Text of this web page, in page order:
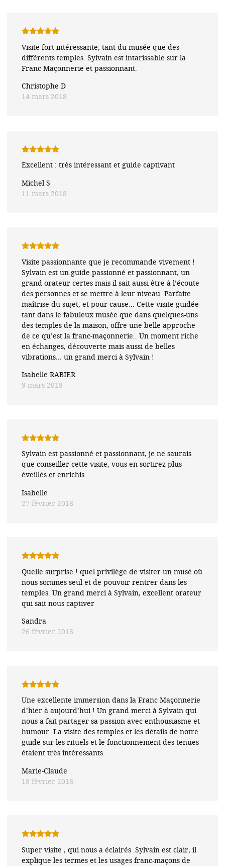
5
Christophe D
14 mars 2018
Visite fort intéressante, tant du musée que des
différents temples. Sylvain est intarissable sur la
Franc Maçonnerie et passionnant.
5
Michel S
11 mars 2018
Excellent : très intéressant et guide captivant
5
Isabelle RABIER
9 mars 2018
Visite passionnante que je recommande vivement !
Sylvain est un guide passionné et passionnant, un
grand orateur certes mais il sait aussi être à l’écoute
des personnes et se mettre à leur niveau. Parfaite
maîtrise du sujet, et pour cause… Cette visite guidée
tant dans le fabuleux musée que dans quelques-uns
des temples de la maison, offre une belle approche
de ce qu’est la franc-maçonnerie.. Un moment riche
en échanges, découverte mais aussi de belles
vibrations… un grand merci à Sylvain !
5
Isabelle
27 février 2018
Sylvain est passionné et passionnant, je ne saurais
que conseiller cette visite, vous en sortirez plus
éveillés et enrichis.
5
Sandra
26 février 2018
Quelle surprise ! quel privilège de visiter un musé où
nous sommes seul et de pouvoir rentrer dans les
temples. Un grand merci à Sylvain, excellent orateur
qui sait nous captiver
5
Marie-Claude
18 février 2018
Une excellente immersion dans la Franc Maçonnerie
d’hier à aujourd’hui ! Un grand merci à Sylvain qui
nous a fait partager sa passion avec enthousiasme et
humour. La visite des temples et les détails de notre
guide sur les rituels et le fonctionnement des tenues
étaient très intéressants.
5
Super visite , qui nous a éclairés .Sylvain est clair, il
explique les termes et les usages franc-maçons de